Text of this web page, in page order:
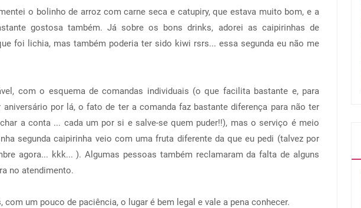
o bolinho de arroz com carne seca e catupiry, que estava muito bom, e a
gostosa também. Já sobre os bons drinks, adorei as caipirinhas de
foi lichia, mas também poderia ter sido kiwi rsrs... essa segunda eu não me
com o esquema de comandas individuais (o que facilita bastante e, para
por lá, o fato de ter a comanda faz bastante diferença para não ter
a conta ... cada um por si e salve-se quem puder!!), mas o serviço é meio
segunda caipirinha veio com uma fruta diferente da que eu pedi (talvez por
agora... kkk... ). Algumas pessoas também reclamaram da falta de alguns
no atendimento.
um pouco de paciência, o lugar é bem legal e vale a pena conhecer.